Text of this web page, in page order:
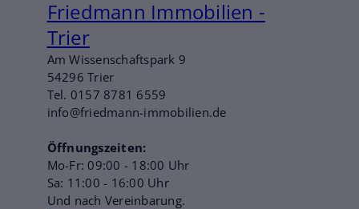
Friedmann Immobilien -
Trier
Am Wissenschaftspark 9
54296 Trier
Tel. 0157 8781 6559
info@friedmann-immobilien.de
Öffnungszeiten:
Mo-Fr: 09:00 - 18:00 Uhr
Sa: 11:00 - 16:00 Uhr
Und nach Vereinbarung.